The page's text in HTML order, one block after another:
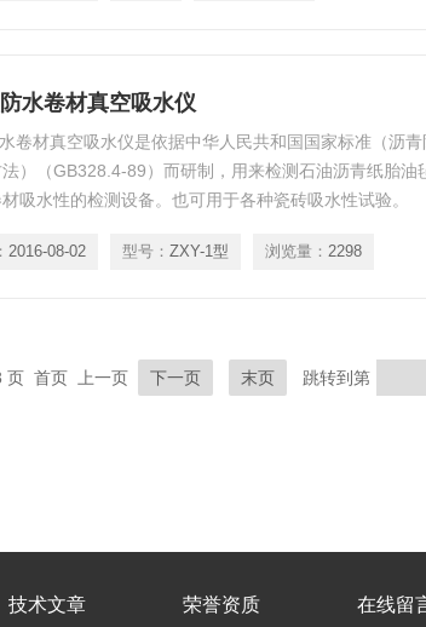
水卷材真空吸水仪
卷材真空吸水仪是依据中华人民共和国国家标准（沥青
）（GB328.4-89）而研制，用来检测石油沥青纸胎油
吸水性的检测设备。也可用于各种瓷砖吸水性试验。
2016-08-02 型号： ZXY-1型 浏览量： 2298
页 首页 上一页 下一页 末页 跳转到第
技术文章 荣誉资质 在线留